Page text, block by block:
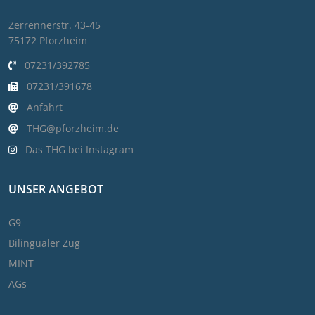
Zerrennerstr. 43-45
75172 Pforzheim
07231/392785
07231/391678
Anfahrt
THG@pforzheim.de
Das THG bei Instagram
UNSER ANGEBOT
G9
Bilingualer Zug
MINT
AGs